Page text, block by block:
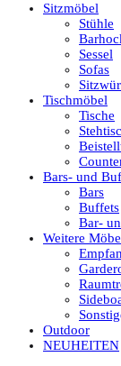
Sitzmöbel
Stühle
Sessel
Sofas
Tischmöbel
Tische
Bars- und
Bars
Buffets
Bar-
Weitere
Outdoor
NEUHEITEN